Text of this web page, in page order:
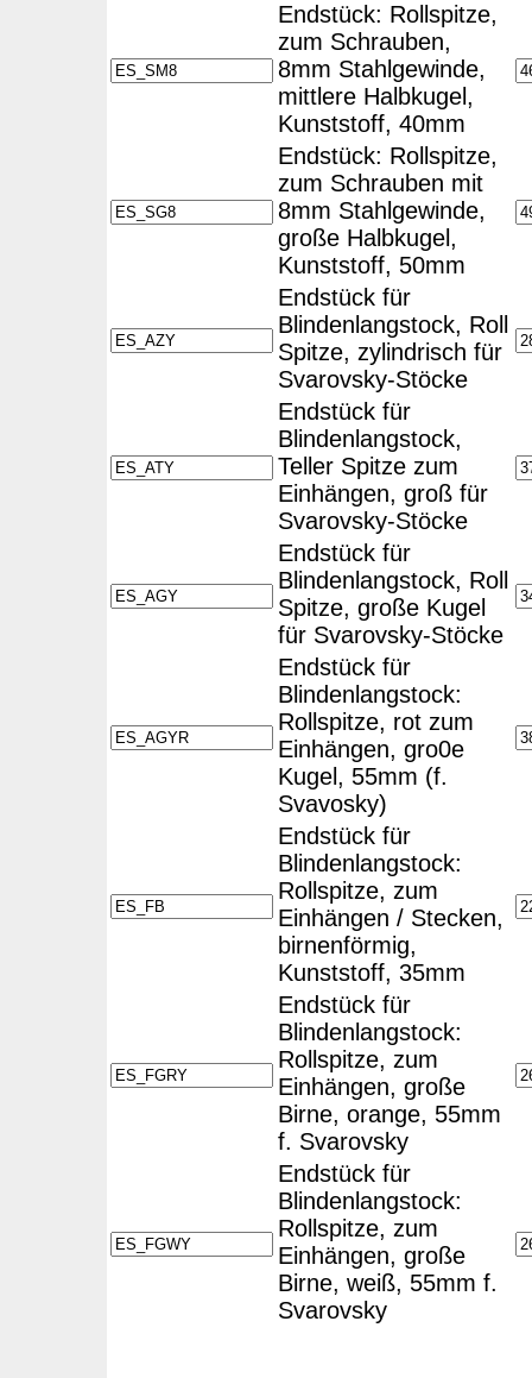
Endstück: Rollspitze,
zum Schrauben,
8mm Stahlgewinde,
mittlere Halbkugel,
Kunststoff, 40mm
Endstück: Rollspitze,
zum Schrauben mit
8mm Stahlgewinde,
große Halbkugel,
Kunststoff, 50mm
Endstück für
Blindenlangstock, Roll
Spitze, zylindrisch für
Svarovsky-Stöcke
Endstück für
Blindenlangstock,
Teller Spitze zum
Einhängen, groß für
Svarovsky-Stöcke
Endstück für
Blindenlangstock, Roll
Spitze, große Kugel
für Svarovsky-Stöcke
Endstück für
Blindenlangstock:
Rollspitze, rot zum
Einhängen, gro0e
Kugel, 55mm (f.
Svavosky)
Endstück für
Blindenlangstock:
Rollspitze, zum
Einhängen / Stecken,
birnenförmig,
Kunststoff, 35mm
Endstück für
Blindenlangstock:
Rollspitze, zum
Einhängen, große
Birne, orange, 55mm
f. Svarovsky
Endstück für
Blindenlangstock:
Rollspitze, zum
Einhängen, große
Birne, weiß, 55mm f.
Svarovsky